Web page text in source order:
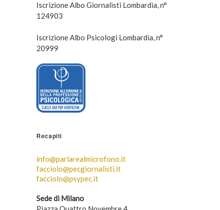
Iscrizione Albo Giornalisti Lombardia, n°
124903
Iscrizione Albo Psicologi Lombardia, n°
20999
Recapiti
info@parlarealmicrofono.it
facciolo@pecgiornalisti.it
facciolo@psypec.it
Sede di Milano